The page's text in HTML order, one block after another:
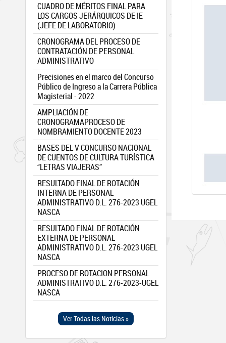
CUADRO DE MÉRITOS FINAL PARA
LOS CARGOS JERÁRQUICOS DE IE
(JEFE DE LABORATORIO)
CRONOGRAMA DEL PROCESO DE
CONTRATACIÓN DE PERSONAL
ADMINISTRATIVO
Precisiones en el marco del Concurso
Público de Ingreso a la Carrera Pública
Magisterial - 2022
AMPLIACIÓN DE
CRONOGRAMAPROCESO DE
NOMBRAMIENTO DOCENTE 2023
BASES DEL V CONCURSO NACIONAL
DE CUENTOS DE CULTURA TURÍSTICA
“LETRAS VIAJERAS”
RESULTADO FINAL DE ROTACIÓN
INTERNA DE PERSONAL
ADMINISTRATIVO D.L. 276-2023 UGEL
NASCA
RESULTADO FINAL DE ROTACIÓN
EXTERNA DE PERSONAL
ADMINISTRATIVO D.L. 276-2023 UGEL
NASCA
PROCESO DE ROTACION PERSONAL
ADMINISTRATIVO D.L. 276-2023-UGEL
NASCA
Ver Todas las Noticias »